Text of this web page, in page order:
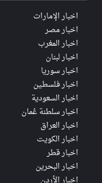
اخبار الإمارات
اخبار مصر
اخبار المغرب
اخبار لبنان
اخبار سوريا
اخبار فلسطين
اخبار السعودية
اخبار سلطنة عُمان
اخبار العراق
اخبار الكويت
اخبار قطر
اخبار البحرين